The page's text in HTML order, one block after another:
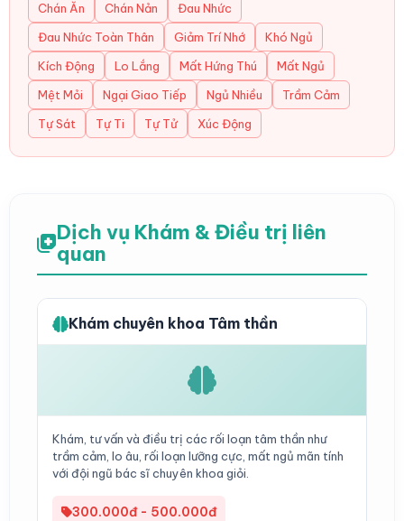
Chán Ăn
Chán Nản
Đau Nhức
Đau Nhức Toàn Thân
Giảm Trí Nhớ
Khó Ngủ
Kích Động
Lo Lắng Mất Hứng Thú
Mất Ngủ
Mệt Mỏi
Ngại Giao Tiếp Ngủ Nhiều
Trầm Cảm
Tự Sát
Tự Ti Tự Tử Xúc Động
Dịch vụ Khám & Điều trị liên
quan
Khám chuyên khoa Tâm thần
Khám, tư vấn và điều trị các rối loạn tâm thần như
trầm cảm, lo âu, rối loạn lưỡng cực, mất ngủ mãn tính
với đội ngũ bác sĩ chuyên khoa giỏi.
300.000đ - 500.000đ